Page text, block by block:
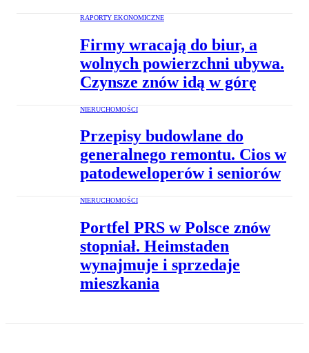
RAPORTY EKONOMICZNE
Firmy wracają do biur, a
wolnych powierzchni ubywa.
Czynsze znów idą w górę
NIERUCHOMOŚCI
Przepisy budowlane do
generalnego remontu. Cios w
patodeweloperów i seniorów
NIERUCHOMOŚCI
Portfel PRS w Polsce znów
stopniał. Heimstaden
wynajmuje i sprzedaje
mieszkania